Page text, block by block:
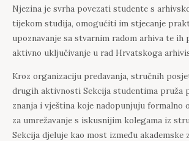
Njezina je svrha povezati studente s
tijekom studija, omogućiti im stjecanje
upoznavanje sa stvarnim radom arhiva te ih
aktivno uključivanje u rad Hrvatskoga
Kroz organizaciju predavanja, stručnih
drugih aktivnosti Sekcija studentima pruža
znanja i vještina koje nadopunjuju formalno
za umrežavanje s iskusnijim kolegama iz
Sekcija djeluje kao most između akademske